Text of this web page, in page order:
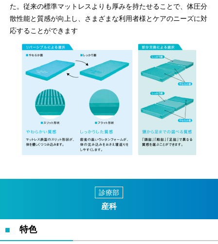
た。従来の標準マットレスよりも厚みを持たせることで、体圧分
散性能と質感が向上し、さまざまな利用者様とケアのニーズに対
応することができます
診療部
産科
特色